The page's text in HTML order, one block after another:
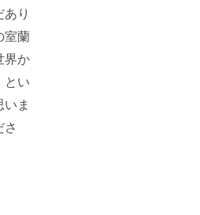
り
室蘭
界か
とい
ま